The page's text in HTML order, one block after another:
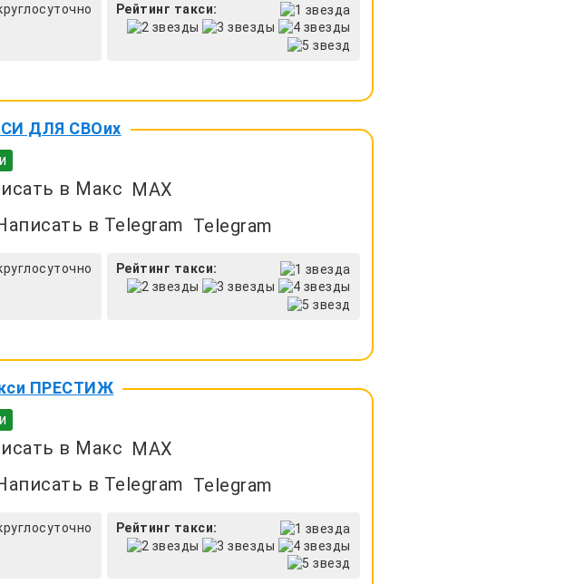
Рейтинг такси:
ДЛЯ СВОих
MAX
Telegram
Рейтинг такси:
ПРЕСТИЖ
MAX
Telegram
Рейтинг такси: